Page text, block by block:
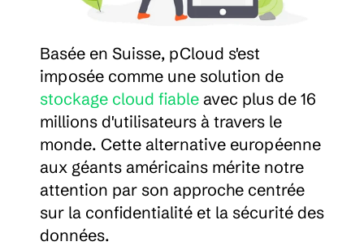
Basée en Suisse, pCloud s'est
stockage cloud fiable avec plus de 16
millions d'utilisateurs à travers le
monde. Cette alternative européenne
aux géants américains mérite notre
attention par son approche centrée
sur la confidentialité et la sécurité des
données.